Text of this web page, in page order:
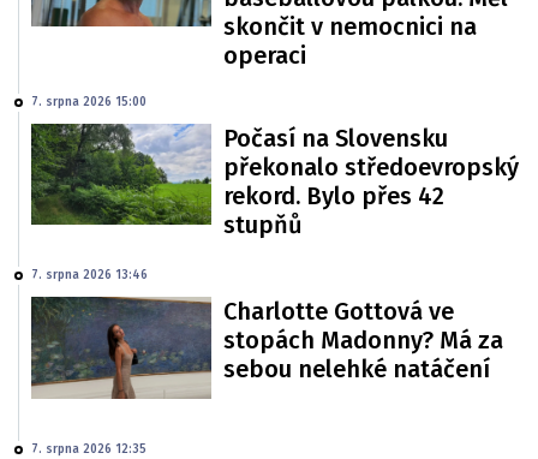
skončit v nemocnici na
operaci
7. srpna 2026 15:00
Počasí na Slovensku
překonalo středoevropský
rekord. Bylo přes 42
stupňů
7. srpna 2026 13:46
Charlotte Gottová ve
stopách Madonny? Má za
sebou nelehké natáčení
7. srpna 2026 12:35